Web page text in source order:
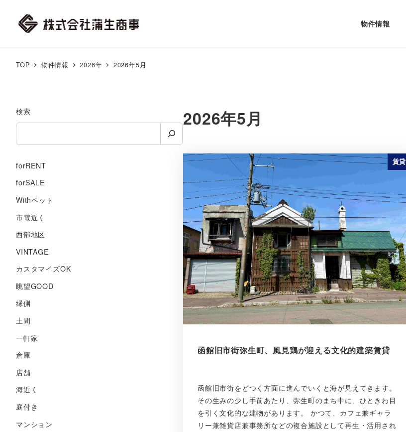
物件情報
TOP 物件情報 2026年 2026年5月
2026年5月
賃貸
函館旧市街弥生町、風見鶏が迎える文化的建築賃貸
函館旧市街をどつく方面に進んでいくと海が見えてきます。
その生みの少し手前あたり、弥生町のまち中に、ひときわ目
を引く文化的な建物があります。 かつて、カフェ兼ギャラ
リー兼雑貨店兼事務所などの複合施設として再生・活用され
検索
forRENT
forSALE
Withペット
市電近く
西部地区
VINTAGE
カスタマイズOK
眺望GOOD
縁側
土間
一軒家
倉庫
店舗
海近く
庭付き
マンション